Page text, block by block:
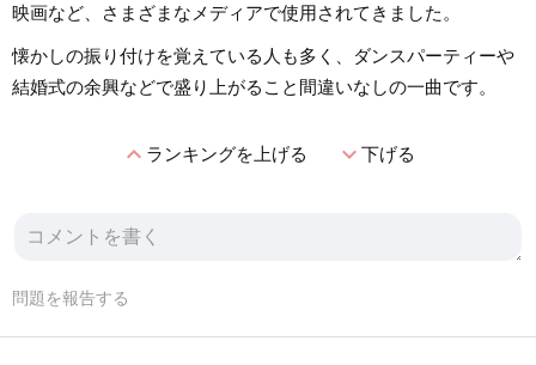
映画など、さまざまなメディアで使用されてきました。
懐かしの振り付けを覚えている人も多く、ダンスパーティーや
結婚式の余興などで盛り上がること間違いなしの一曲です。
expand_lessランキングを上げる expand_more下げる
問題を報告する